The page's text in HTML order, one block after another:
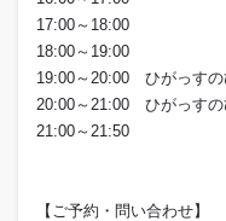
17:00～18:00
18:00～19:00
19:00～20:00 ひがっす
20:00～21:00 ひがっすの
21:00～21:50
【ご予約・問い合わせ】